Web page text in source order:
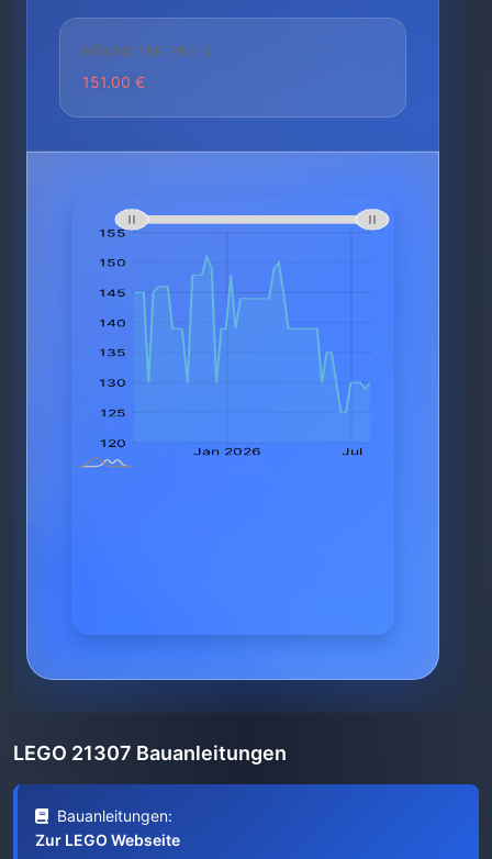
HÖCHSTER PREIS
151.00 €
LEGO 21307 Bauanleitungen
Bauanleitungen:
Zur LEGO Webseite